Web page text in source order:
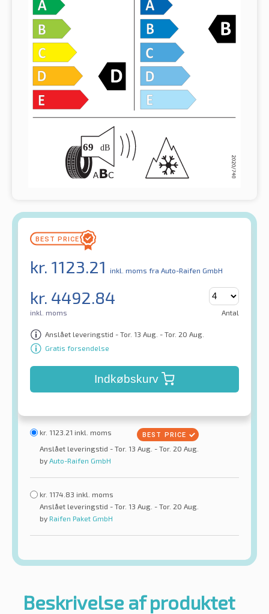
kr. 1123.21 inkl. moms fra Auto-Raifen GmbH
kr. 4492.84
inkl. moms Antal
Anslået leveringstid - Tor. 13 Aug. - Tor. 20 Aug.
Gratis forsendelse
Indkøbskurv
kr. 1123.21 inkl. moms
Anslået leveringstid - Tor. 13 Aug. - Tor. 20 Aug.
by Auto-Raifen GmbH
kr. 1174.83 inkl. moms
Anslået leveringstid - Tor. 13 Aug. - Tor. 20 Aug.
by Raifen Paket GmbH
Beskrivelse af produktet